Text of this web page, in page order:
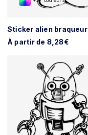
Sticker alien braqueur
À partir de 8,28€